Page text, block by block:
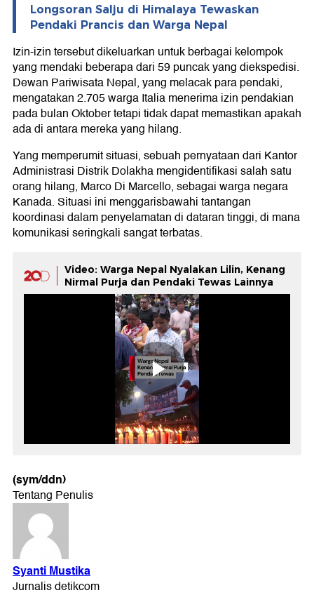
Longsoran Salju di Himalaya Tewaskan
Pendaki Prancis dan Warga Nepal
Izin-izin tersebut dikeluarkan untuk berbagai kelompok
yang mendaki beberapa dari 59 puncak yang diekspedisi.
Dewan Pariwisata Nepal, yang melacak para pendaki,
mengatakan 2.705 warga Italia menerima izin pendakian
pada bulan Oktober tetapi tidak dapat memastikan apakah
ada di antara mereka yang hilang.
Yang memperumit situasi, sebuah pernyataan dari Kantor
Administrasi Distrik Dolakha mengidentifikasi salah satu
orang hilang, Marco Di Marcello, sebagai warga negara
Kanada. Situasi ini menggarisbawahi tantangan
koordinasi dalam penyelamatan di dataran tinggi, di mana
komunikasi seringkali sangat terbatas.
Video: Warga Nepal Nyalakan Lilin, Kenang
Nirmal Purja dan Pendaki Tewas Lainnya
(sym/ddn)